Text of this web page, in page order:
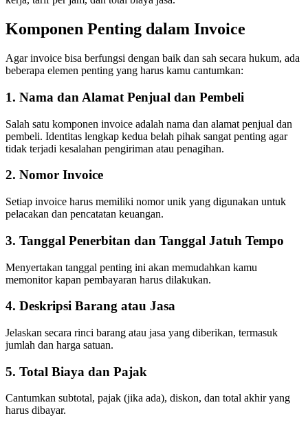
Komponen Penting dalam Invoice
Agar invoice bisa berfungsi dengan baik dan sah secara hukum, ada
beberapa elemen penting yang harus kamu cantumkan:
1. Nama dan Alamat Penjual dan Pembeli
Salah satu komponen invoice adalah nama dan alamat penjual dan
pembeli. Identitas lengkap kedua belah pihak sangat penting agar
tidak terjadi kesalahan pengiriman atau penagihan.
2. Nomor Invoice
Setiap invoice harus memiliki nomor unik yang digunakan untuk
pelacakan dan pencatatan keuangan.
3. Tanggal Penerbitan dan Tanggal Jatuh Tempo
Menyertakan tanggal penting ini akan memudahkan kamu
memonitor kapan pembayaran harus dilakukan.
4. Deskripsi Barang atau Jasa
Jelaskan secara rinci barang atau jasa yang diberikan, termasuk
jumlah dan harga satuan.
5. Total Biaya dan Pajak
Cantumkan subtotal, pajak (jika ada), diskon, dan total akhir yang
harus dibayar.